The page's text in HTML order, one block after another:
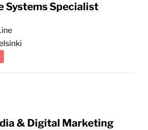
Systems Specialist
& Digital Marketing